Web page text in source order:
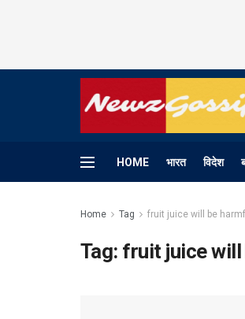
HOME भारत विदेश
Home Tag fruit juice will be
Tag: fruit juice